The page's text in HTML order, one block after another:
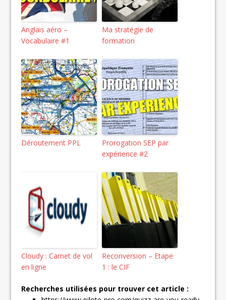
Anglais aéro –
Vocabulaire #1
Ma stratégie de
formation
Déroutement PPL
Prorogation SEP par
expérience #2
Cloudy : Carnet de vol
en ligne
Reconversion – Etape
1 : le CIF
Recherches utilisées pour trouver cet article :